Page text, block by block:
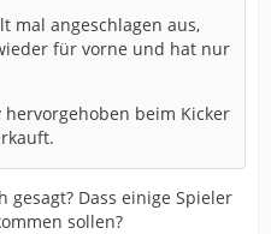
mal angeschlagen aus,
für vorne und hat nur
beim Kicker
gesagt? Dass einige Spieler
sollen?